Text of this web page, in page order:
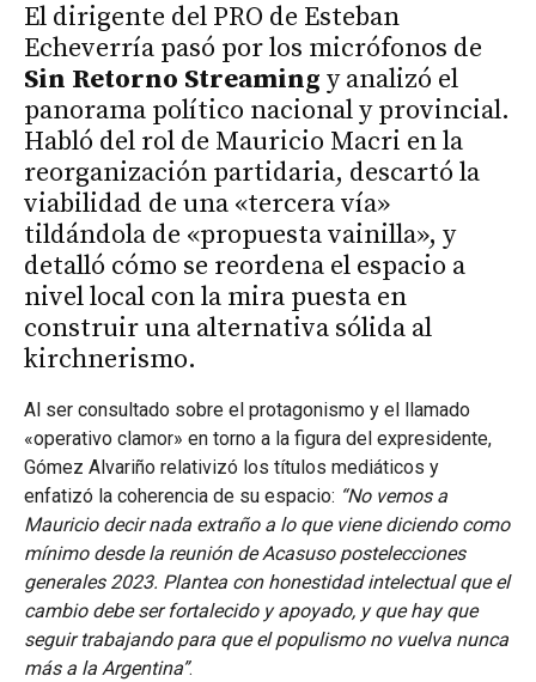
El dirigente del PRO de Esteban
Echeverría pasó por los micrófonos de
Sin Retorno Streaming y analizó el
panorama político nacional y provincial.
Habló del rol de Mauricio Macri en la
reorganización partidaria, descartó la
viabilidad de una «tercera vía»
tildándola de «propuesta vainilla», y
detalló cómo se reordena el espacio a
nivel local con la mira puesta en
construir una alternativa sólida al
kirchnerismo.
Al ser consultado sobre el protagonismo y el llamado
«operativo clamor» en torno a la figura del expresidente,
Gómez Alvariño relativizó los títulos mediáticos y
enfatizó la coherencia de su espacio: “No vemos a
Mauricio decir nada extraño a lo que viene diciendo como
mínimo desde la reunión de Acasuso postelecciones
generales 2023. Plantea con honestidad intelectual que el
cambio debe ser fortalecido y apoyado, y que hay que
seguir trabajando para que el populismo no vuelva nunca
más a la Argentina”.